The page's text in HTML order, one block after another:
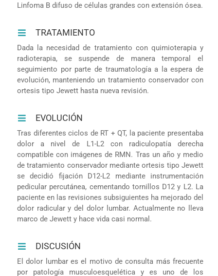
Linfoma B difuso de células grandes con extensión ósea.
TRATAMIENTO
Dada la necesidad de tratamiento con quimioterapia y
radioterapia, se suspende de manera temporal el
seguimiento por parte de traumatología a la espera de
evolución, manteniendo un tratamiento conservador con
ortesis tipo Jewett hasta nueva revisión.
EVOLUCIÓN
Tras diferentes ciclos de RT + QT, la paciente presentaba
dolor a nivel de L1-L2 con radiculopatía derecha
compatible con imágenes de RMN. Tras un año y medio
de tratamiento conservador mediante ortesis tipo Jewett
se decidió fijación D12-L2 mediante instrumentación
pedicular percutánea, cementando tornillos D12 y L2. La
paciente en las revisiones subsiguientes ha mejorado del
dolor radicular y del dolor lumbar. Actualmente no lleva
marco de Jewett y hace vida casi normal.
DISCUSIÓN
El dolor lumbar es el motivo de consulta más frecuente
por patología musculoesquelética y es uno de los